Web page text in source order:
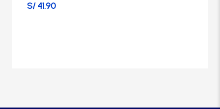
OtrosS/41.90